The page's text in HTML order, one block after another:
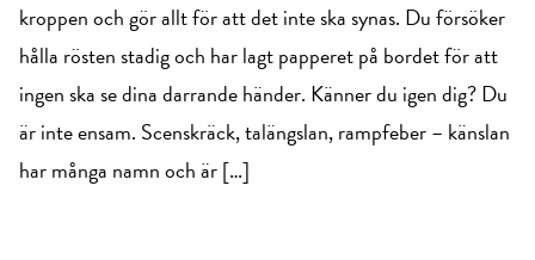
kroppen och gör allt för att det inte ska synas. Du försöker
hålla rösten stadig och har lagt papperet på bordet för att
ingen ska se dina darrande händer. Känner du igen dig? Du
är inte ensam. Scenskräck, talängslan, rampfeber – känslan
har många namn och är […]